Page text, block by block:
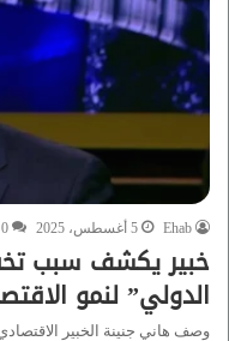
Ehab 5 أغسطس، 2025 0
خبير يكشف سبب
الدولي” لنمو
وصف هاني جنينة الخبير